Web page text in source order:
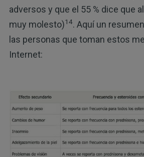
adversos y que el 55 % dice que
muy molesto)14. Aquí un
las personas que toman estos
Internet: